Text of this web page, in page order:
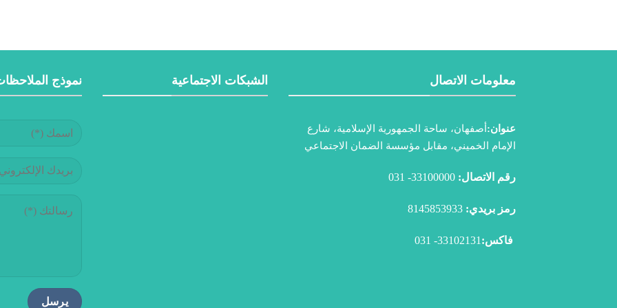
معلومات الاتصال
عنوان:أصفهان، ساحة الجمهورية الإسلامية، شارع
الإمام الخميني، مقابل مؤسسة الضمان الاجتماعي
رقم الاتصال: 33100000- 031
رمز بريدي:
فاكس: 33102131- 031
الشبكات الاجتماعية نموذج